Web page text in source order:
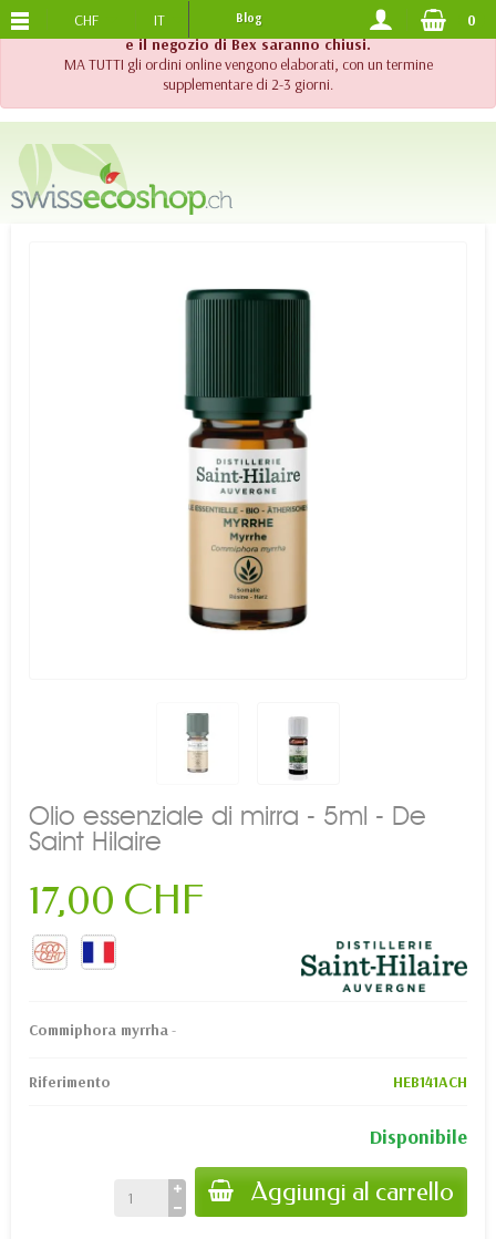
!! Importante !! Fino al 20 agosto 2026, l'assistenza telefonica
e il negozio di Bex saranno chiusi.
MA TUTTI gli ordini online vengono elaborati, con un termine
supplementare di 2-3 giorni.
SPEDIZIONE GRATUITADA 120.-
CHF IT Blog 0
Olio essenziale di mirra - 5ml - De
Saint Hilaire
17,00 CHF
Commiphora myrrha-
Riferimento HEB141ACH
Disponibile
Aggiungi al carrello